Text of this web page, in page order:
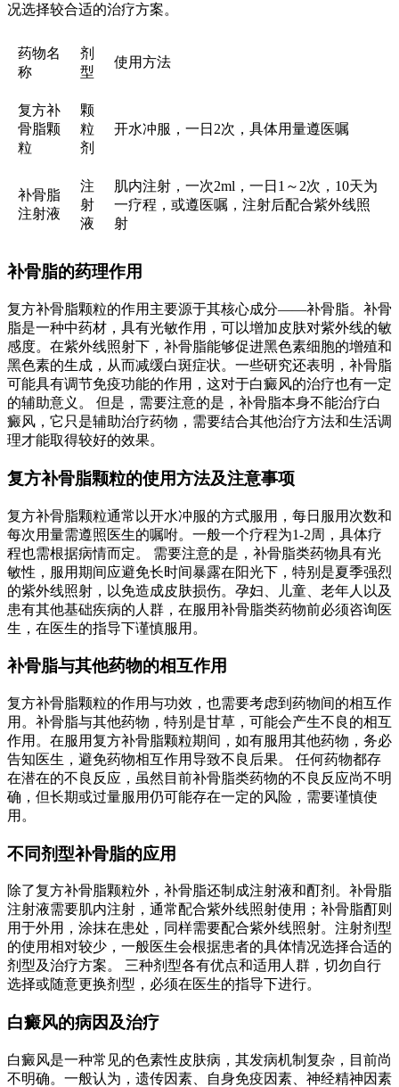
况选择较合适的治疗方案。
药物名
称
剂
型
使用方法
复方补
骨脂颗
粒
颗
粒
剂
开水冲服，一日2次，具体用量遵医嘱
补骨脂
注射液
注
射
液
肌内注射，一次2ml，一日1～2次，10天为
一疗程，或遵医嘱，注射后配合紫外线照
射
补骨脂的药理作用
复方补骨脂颗粒的作用主要源于其核心成分——补骨脂。补骨
脂是一种中药材，具有光敏作用，可以增加皮肤对紫外线的敏
感度。在紫外线照射下，补骨脂能够促进黑色素细胞的增殖和
黑色素的生成，从而减缓白斑症状。一些研究还表明，补骨脂
可能具有调节免疫功能的作用，这对于白癜风的治疗也有一定
的辅助意义。 但是，需要注意的是，补骨脂本身不能治疗白
癜风，它只是辅助治疗药物，需要结合其他治疗方法和生活调
理才能取得较好的效果。
复方补骨脂颗粒的使用方法及注意事项
复方补骨脂颗粒通常以开水冲服的方式服用，每日服用次数和
每次用量需遵照医生的嘱咐。一般一个疗程为1-2周，具体疗
程也需根据病情而定。 需要注意的是，补骨脂类药物具有光
敏性，服用期间应避免长时间暴露在阳光下，特别是夏季强烈
的紫外线照射，以免造成皮肤损伤。孕妇、儿童、老年人以及
患有其他基础疾病的人群，在服用补骨脂类药物前必须咨询医
生，在医生的指导下谨慎服用。
补骨脂与其他药物的相互作用
复方补骨脂颗粒的作用与功效，也需要考虑到药物间的相互作
用。补骨脂与其他药物，特别是甘草，可能会产生不良的相互
作用。在服用复方补骨脂颗粒期间，如有服用其他药物，务必
告知医生，避免药物相互作用导致不良后果。 任何药物都存
在潜在的不良反应，虽然目前补骨脂类药物的不良反应尚不明
确，但长期或过量服用仍可能存在一定的风险，需要谨慎使
用。
不同剂型补骨脂的应用
除了复方补骨脂颗粒外，补骨脂还制成注射液和酊剂。补骨脂
注射液需要肌内注射，通常配合紫外线照射使用；补骨脂酊则
用于外用，涂抹在患处，同样需要配合紫外线照射。注射剂型
的使用相对较少，一般医生会根据患者的具体情况选择合适的
剂型及治疗方案。 三种剂型各有优点和适用人群，切勿自行
选择或随意更换剂型，必须在医生的指导下进行。
白癜风的病因及治疗
白癜风是一种常见的色素性皮肤病，其发病机制复杂，目前尚
不明确。一般认为，遗传因素、自身免疫因素、神经精神因素